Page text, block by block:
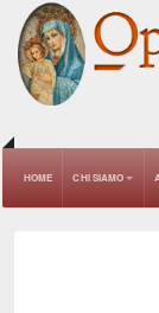
HOME CHI SIAMO